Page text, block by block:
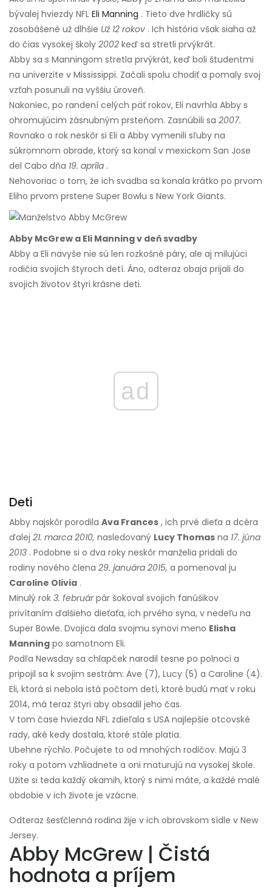
bývalej hviezdy NFL Eli Manning . Tieto dve hrdličky sú
zosobášené už dlhšie Už 12 rokov . Ich história však siaha až
do čias vysokej školy 2002 keď sa stretli prvýkrát.
Abby sa s Manningom stretla prvýkrát, keď boli študentmi
na univerzite v Mississippi. Začali spolu chodiť a pomaly svoj
vzťah posunuli na vyššiu úroveň.
Nakoniec, po randení celých päť rokov, Eli navrhla Abby s
ohromujúcim zásnubným prsteňom. Zasnúbili sa 2007.
Rovnako o rok neskôr si Eli a Abby vymenili sľuby na
súkromnom obrade, ktorý sa konal v mexickom San Jose
del Cabo dňa 19. apríla .
Nehovoriac o tom, že ich svadba sa konala krátko po prvom
Eliho prvom prstene Super Bowlu s New York Giants.
Abby McGrew a Eli Manning v deň svadby
Abby a Eli navyše nie sú len rozkošné páry, ale aj milujúci
rodičia svojich štyroch detí. Áno, odteraz obaja prijali do
svojich životov štyri krásne deti.
ad
Deti
Abby najskôr porodila Ava Frances , ich prvé dieťa a dcéra
ďalej 21. marca 2010, nasledovaný Lucy Thomas na 17. júna
2013 . Podobne si o dva roky neskôr manželia pridali do
rodiny nového člena 29. januára 2015, a pomenoval ju
Caroline Olivia .
Minulý rok 3. februárpár šokoval svojich fanúšikov
privítaním ďalšieho dieťaťa, ich prvého syna, v nedeľu na
Super Bowle. Dvojica dala svojmu synovi meno Elisha
Manning po samotnom Eli.
Podľa Newsday sa chlapček narodil tesne po polnoci a
pripojil sa k svojim sestrám: Ave (7), Lucy (5) a Caroline (4).
Eli, ktorá si nebola istá počtom detí, ktoré budú mať v roku
2014, má teraz štyri aby obsadil jeho čas.
V tom čase hviezda NFL zdieľala s USA najlepšie otcovské
rady, aké kedy dostala, ktoré stále platia.
Ubehne rýchlo. Počujete to od mnohých rodičov. Majú 3
roky a potom vzhliadnete a oni maturujú na vysokej škole.
Užite si teda každý okamih, ktorý s nimi máte, a každé malé
obdobie v ich živote je vzácne.
Odteraz šesťčlenná rodina žije v ich obrovskom sídle v New
Jersey.
Abby McGrew | Čistá
hodnota a príjem